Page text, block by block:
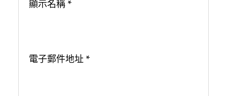
顯示名稱 *
電子郵件地址 *